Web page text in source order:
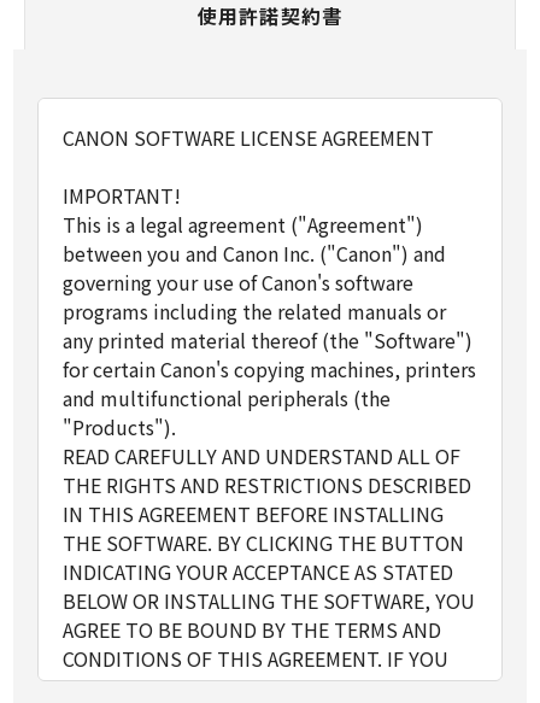
使用許諾契約書
CANON SOFTWARE LICENSE AGREEMENT
IMPORTANT!
This is a legal agreement ("Agreement")
between you and Canon Inc. ("Canon") and
governing your use of Canon's software
programs including the related manuals or
any printed material thereof (the "Software")
for certain Canon's copying machines, printers
and multifunctional peripherals (the
"Products").
READ CAREFULLY AND UNDERSTAND ALL OF
THE RIGHTS AND RESTRICTIONS DESCRIBED
IN THIS AGREEMENT BEFORE INSTALLING
THE SOFTWARE. BY CLICKING THE BUTTON
INDICATING YOUR ACCEPTANCE AS STATED
BELOW OR INSTALLING THE SOFTWARE, YOU
AGREE TO BE BOUND BY THE TERMS AND
CONDITIONS OF THIS AGREEMENT. IF YOU
DO NOT AGREE TO THE FOLLOWING TERMS